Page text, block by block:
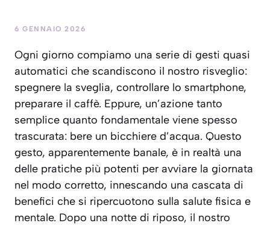
6 GENNAIO 2026
Ogni giorno compiamo una serie di gesti quasi
automatici che scandiscono il nostro risveglio:
spegnere la sveglia, controllare lo smartphone,
preparare il caffè. Eppure, un’azione tanto
semplice quanto fondamentale viene spesso
trascurata: bere un bicchiere d’acqua. Questo
gesto, apparentemente banale, è in realtà una
delle pratiche più potenti per avviare la giornata
nel modo corretto, innescando una cascata di
benefici che si ripercuotono sulla salute fisica e
mentale. Dopo una notte di riposo, il nostro